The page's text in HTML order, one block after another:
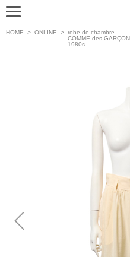
HOME > ONLINE > robe de chambre
COMME des
1980s